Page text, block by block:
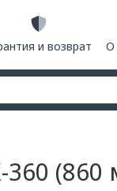
и возврат О
(860